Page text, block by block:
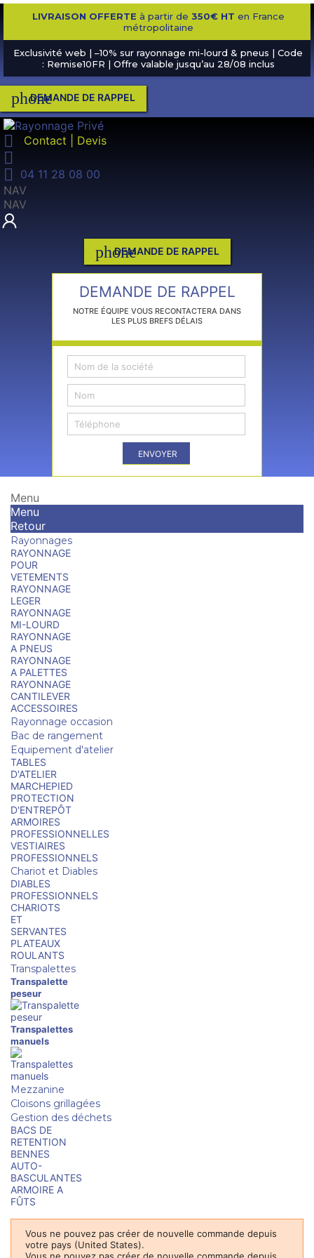
LIVRAISON OFFERTE à partir de 350€ HT en France
métropolitaine
Exclusivité web | –10% sur rayonnage mi-lourd & pneus | Code
: Remise10FR | Offre valable jusqu’au 28/08 inclus
phone
DEMANDE DE RAPPEL
 Contact | Devis


04 11 28 08 00
NAV
NAV
phone
DEMANDE DE RAPPEL
DEMANDE DE RAPPEL
NOTRE ÉQUIPE VOUS RECONTACTERA DANS
LES PLUS BREFS DÉLAIS
ENVOYER
Menu
Menu
Retour
Rayonnages
RAYONNAGE
POUR
VETEMENTS
RAYONNAGE
LEGER
RAYONNAGE
MI-LOURD
RAYONNAGE
A PNEUS
RAYONNAGE
A PALETTES
RAYONNAGE
CANTILEVER
ACCESSOIRES
Rayonnage occasion
Bac de rangement
Equipement d'atelier
TABLES
D'ATELIER
MARCHEPIED
PROTECTION
D'ENTREPÔT
ARMOIRES
PROFESSIONNELLES
VESTIAIRES
PROFESSIONNELS
Chariot et Diables
DIABLES
PROFESSIONNELS
CHARIOTS
ET
SERVANTES
PLATEAUX
ROULANTS
Transpalettes
Transpalette
peseur
Transpalettes
manuels
Mezzanine
Cloisons grillagées
Gestion des déchets
BACS DE
RETENTION
BENNES
AUTO-
BASCULANTES
ARMOIRE A
FÛTS
Vous ne pouvez pas créer de nouvelle commande depuis
votre pays (United States).